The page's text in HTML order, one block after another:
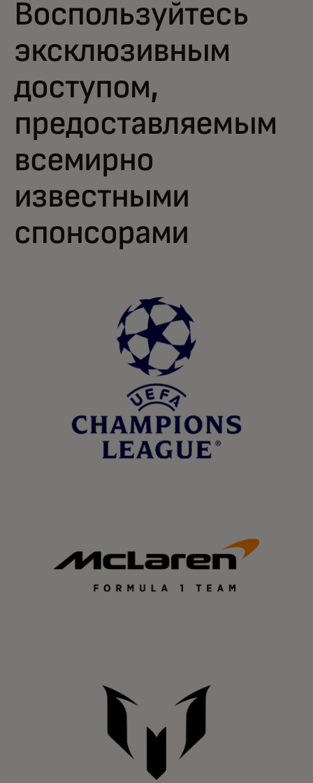
Воспользуйтесь
эксклюзивным
доступом,
предоставляемым
всемирно
известными
спонсорами